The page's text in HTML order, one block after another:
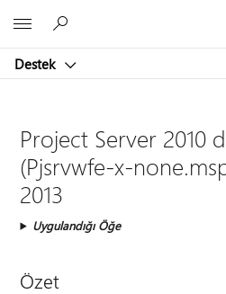
Destek
Project Server 2010
(Pjsrvwfe-x-
2013
Uygulandığı Öğe
Özet